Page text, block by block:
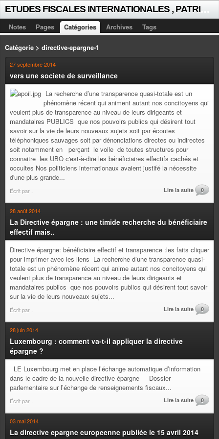
Notes Pages Catégories Archives Tags
Catégorie > directive-epargne-1
27 septembre 2014
vers une societe de surveillance
La recherche d’une transparence quasi-totale est un
phénomène récent qui animent autant nos concitoyens qui
veulent plus de transparence au niveau de leurs dirigeants et
mandataires PUBLICS que nos pouvoirs publics qui désirent tout
savoir sur la vie de leurs nouveaux sujets soit par écoutes
téléphoniques sauvages soit par dénonciations directes ou indirectes
soit notamment en perçant le voile de toutes structures pour
connaitre les UBO c'est-à-dire les bénéficiaires effectifs cachés et
occultes Nos politiciens internationaux avaient justifé la nécessite
d'une plus grande...
Écrit par Lire la suite 0
28 août 2014
La Directive épargne : une timide recherche du bénéficiaire
effectif mais..
Directive épargne: bénéficiaire effectif et transparence :les faits cliquer
pour imprimer avec les liens La recherche d’une transparence quasi-
totale est un phénomène récent qui anime autant nos concitoyens qui
veulent plus de transparence au niveau de leurs dirigeants et
mandataires publics que nos pouvoirs publics qui désirent tout savoir
sur la vie de leurs nouveaux sujets...
Écrit par Lire la suite 0
28 juin 2014
Luxembourg : comment va-t-il appliquer la directive
épargne ?
LE Luxembourg met en place l’échange automatique d’information
dans le cadre de la nouvelle directive épargne Dossier
parlementaire sur l’échange de renseignements fiscaux...
Écrit par Lire la suite 0
03 mai 2014
La directive epargne europeenne publiée le 15 avril 2014